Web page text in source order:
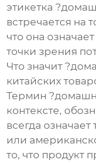
этикетка
встречается на
что она
точки зрения
Что значит
китайских
Термин
контексте,
всегда
или
то, что продукт